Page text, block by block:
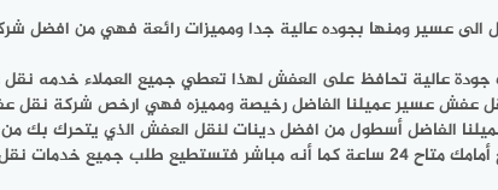
عسير ومنها بجوده عالية جدا ومميزات رائعة فهي من افضل
جودة عالية تحافظ على العفش لهذا تعطي جميع العملاء خدمه
عفش عسير عميلنا الفاضل رخيصة ومميزه فهي ارخص شركة
الفاضل أسطول من افضل دينات لنقل العفش الذي يتحرك بك
العفش في عسير باي وقت تريد.